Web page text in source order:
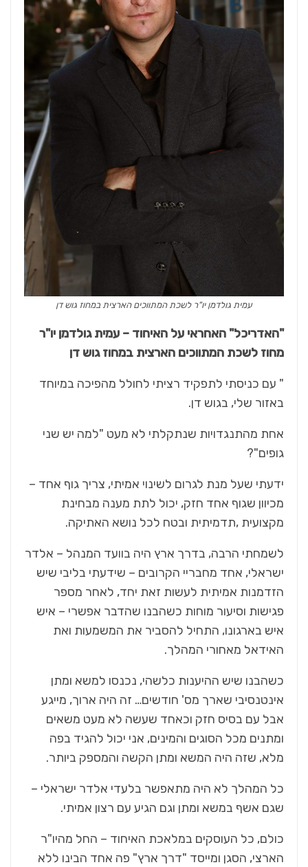
עמית גולדמן יו"ר לשכת המתווכים הארצית במחוז גוש דן
"האדריכל" האחראי על האיחוד – עמית גולדמן יו"ר
מחוז לשכת המתווכים הארצית במחוז גוש דן
" עם כניסתי לתפקיד רציתי לחולל מהפיכה במיוחד
באזור שלי, בגוש דן.
אחת מהתנגדויות שנתקלתי לא מעט "למה יש שני
גופים"?
ידעתי שעל מנת לגרום לשינוי אמיתי, צריך גוף אחד –
מכיוון שגוף אחד חזק, יכול לתת מענה מבחינת
מקצועית ,תדמיתית ובטח לכל נושא האתיקה.
לשמחתי הרבה, בדרך ארץ היה בוועד המנהל – אלדר
ישראלי, אחד מחבריי הקרובים – שידעתי בליבי שיש
הזדמנות אמיתית לעשות זאת יחד, לאחר מספר
פגישות וסיעור מוחות כשהבנו שהדבר אפשרי – איש
איש בארגונו, התחיל להסביר את המשמעות ואת
האידאל מאחורי המהלך.
כשהבנו שיש ההיענות כלשהי, נכנסו למשא ומתן
אינטנסיבי שארך מס' חודשים… זה היה ארוך, מייגע
אבל עם בסיס חזק וכאחד שעשה לא מעט משאים
ומתנים מכל הסוגים והמינים, אני יכול להגיד בפה
מלא, שזה היה המשא ומתן הקשה והמספק ביותר.
כל המהלך לא היה מתאפשר בלעדי אלדר ישראלי –
שגם אשף במשא ומתן וגם הגיע עם רצון אמיתי.
כולם, כל העוסקים במלאכת האיחוד – החל מהיו"ר
הארצי, הסגן ומייסד "דרך ארץ" פה אחד הבינו ללא